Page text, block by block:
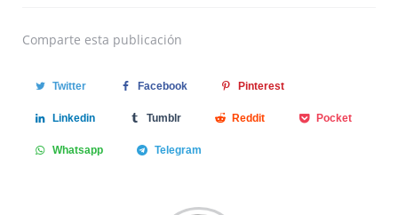
Comparte esta publicación
Twitter Facebook Pinterest
Linkedin Tumblr Reddit Pocket
Whatsapp Telegram